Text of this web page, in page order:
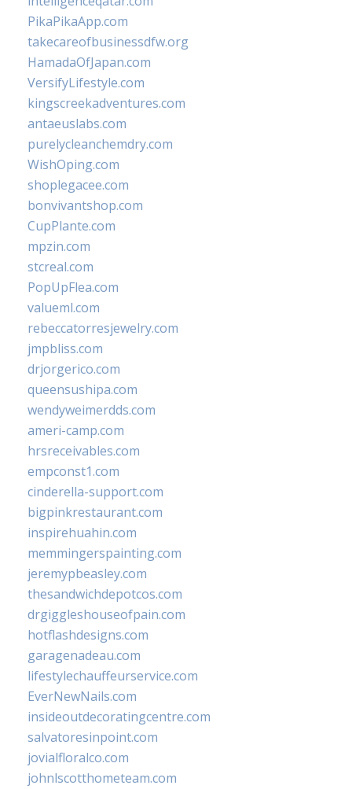
PikaPikaApp.com
takecareofbusinessdfw.org
HamadaOfJapan.com
VersifyLifestyle.com
kingscreekadventures.com
antaeuslabs.com
purelycleanchemdry.com
WishOping.com
shoplegacee.com
bonvivantshop.com
CupPlante.com
mpzin.com
stcreal.com
PopUpFlea.com
valueml.com
rebeccatorresjewelry.com
jmpbliss.com
drjorgerico.com
queensushipa.com
wendyweimerdds.com
ameri-camp.com
hrsreceivables.com
empconst1.com
cinderella-support.com
bigpinkrestaurant.com
inspirehuahin.com
memmingerspainting.com
jeremypbeasley.com
thesandwichdepotcos.com
drgiggleshouseofpain.com
hotflashdesigns.com
garagenadeau.com
lifestylechauffeurservice.com
EverNewNails.com
insideoutdecoratingcentre.com
salvatoresinpoint.com
jovialfloralco.com
johnlscotthometeam.com